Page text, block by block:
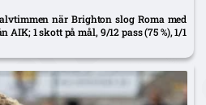
när Brighton slog Roma med
1 skott på mål, 9/12 pass (75 %), 1/1